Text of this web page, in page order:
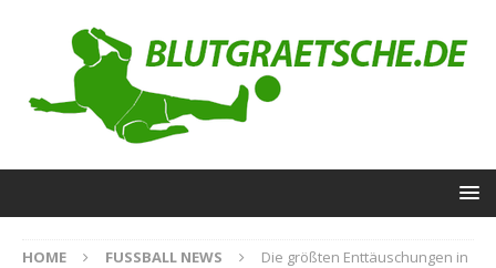
HOME FUSSBALL NEWS
Die größten Enttäuschungen in